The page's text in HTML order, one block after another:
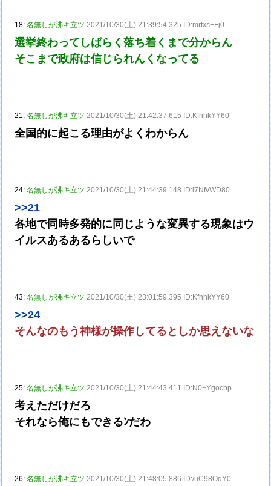
18:名無しが沸キ立ツ 2021/10/30(土) 21:39:54.325 ID:mrtxs+Fj0
選挙終わってしばらく落ち着くまで分からん
そこまで政府は信じられんくなってる
21:名無しが沸キ立ツ 2021/10/30(土) 21:42:37.615 ID:KfnhkYY60
全国的に起こる理由がよくわからん
24:名無しが沸キ立ツ 2021/10/30(土) 21:44:39.148 ID:l7NfvWD80
>>21
各地で同時多発的に同じような変異する現象はウ
イルスあるあるらしいで
43:名無しが沸キ立ツ 2021/10/30(土) 23:01:59.395 ID:KfnhkYY60
>>24
そんなのもう神様が操作してるとしか思えないな
25:名無しが沸キ立ツ 2021/10/30(土) 21:44:43.411 ID:N0+Ygocbp
考えただけだろ
それなら俺にもできるﾝだわ
26:名無しが沸キ立ツ 2021/10/30(土) 21:48:05.886 ID:/uC98OqY0